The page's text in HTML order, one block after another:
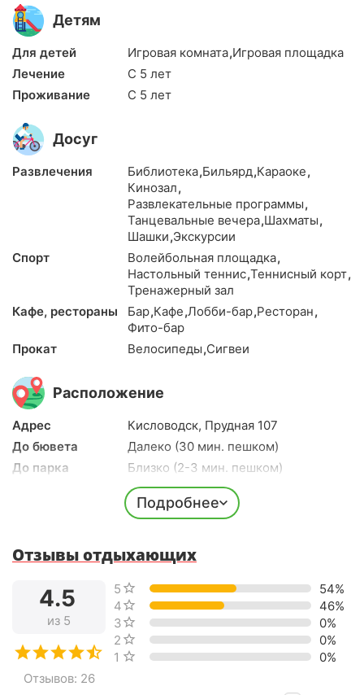
Детям
Для детей Игровая комната,Игровая площадка
Лечение
С 5 лет
Проживание
С 5 лет
Досуг
Развлечения Библиотека,Бильярд,Караоке,
Кинозал,
Развлекательные программы,
Танцевальные вечера,Шахматы,
Шашки,Экскурсии
Спорт
Волейбольная площадка,
Настольный теннис,Теннисный корт,
Тренажерный зал
Кафе, рестораны
Бар,Кафе,Лобби-бар,Ресторан,
Фито-бар
Прокат
Велосипеды,Сигвеи
Расположение
Адрес
Кисловодск, Прудная 107
До бювета
Далеко (30 мин. пешком)
До парка
Близко (2-3 мин. пешком)
Далеко (30 мин. пешком)
15 мин. на авто
Долгота
42.7402
Подробнее
Отзывы отдыхающих
4.5
из 5
Отзывов: 26
5 звёзд
54%
4 звезды
46%
3 звезды
0%
2 звезды
0%
1 звезда
0%